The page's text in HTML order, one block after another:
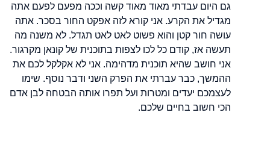
גם היום עבדתי מאוד מאוד קשה וככה מפעם לפעם אתה
מגדיל את הקרע. אני קורא לזה אפקט החור בסכר. אתה
עושה חור קטן והוא פשוט לאט לאט תגדל. לא משנה מה
תעשה אז, קודם כל לכו לצפות בתוכנית של קונאן מקרגור.
אני חושב שהיא תוכנית מדהימה. אני לא אקלקל לכם את
ההמשך, כבר עברתי את הפרק השני ודבר נוסף. שימו
לעצמכם יעדים ומטרות ועל תפרו אותה הבטחה לבן אדם
הכי חשוב בחיים שלכם.